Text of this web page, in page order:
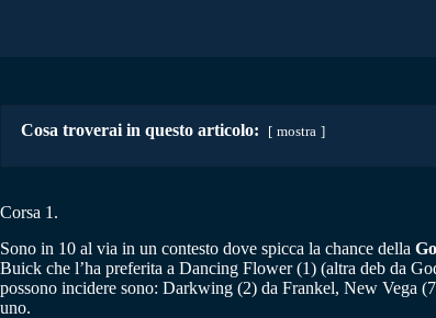
Cosa troverai in questo articolo: mostra
Corsa 1.
Sono in 10 al via in un contesto dove spicca la chance della
Buick che l’ha preferita a Dancing Flower (1) (altra deb da
possono incidere sono: Darkwing (2) da Frankel, New Vega
uno.